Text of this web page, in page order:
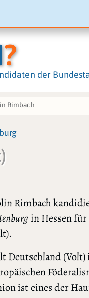
?
der
Rimbach
Rimbach
in Hessen für
Deutschland
ist eines der